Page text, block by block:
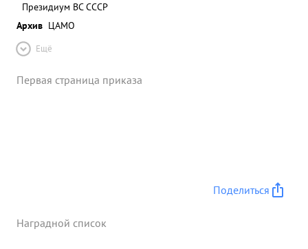
Президиум ВС СССР
Архив ЦАМО
Ещё
Первая страница приказа
Поделиться
Наградной список